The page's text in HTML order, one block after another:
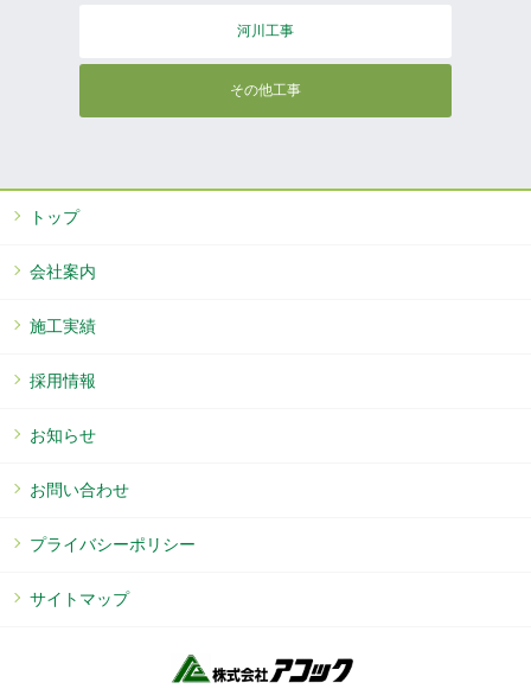
河川工事
その他工事
トップ
会社案内
施工実績
採用情報
お知らせ
お問い合わせ
プライバシーポリシー
サイトマップ